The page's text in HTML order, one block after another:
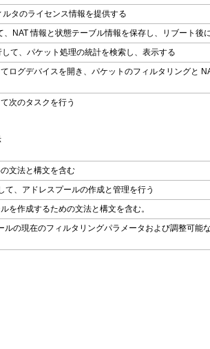
タのライセンス情報を提供する
、NAT 情報と状態テーブル情報を保存し、リブート後
て、パケット処理の統計を検索し、表示する
ログデバイスを開き、パケットのフィルタリングと
次のタスクを行う
文法と構文を含む
て、アドレスプールの作成と管理を行う
を作成するための文法と構文を含む。
ルの現在のフィルタリングパラメータおよび調整可能